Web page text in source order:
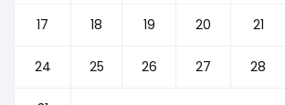
17 18 19 20 21
24 25 26 27 28